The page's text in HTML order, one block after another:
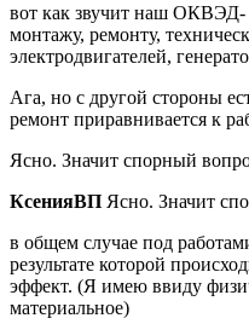
вот как звучит наш ОКВЭД-
монтажу, ремонту,
электродвигателей,
Ага, но с другой стороны
ремонт приравнивается к
Ясно. Значит спорный
КсенияВП Ясно. Значит
в общем случае под
результате которой
эффект. (Я имею ввиду
материальное)